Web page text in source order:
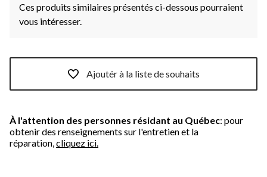
Ces produits similaires présentés ci-dessous pourraient
vous intéresser.
Ajoutér à la liste de souhaits
À l'attention des personnes résidant au Québec: pour
obtenir des renseignements sur l'entretien et la
réparation, cliquez ici.